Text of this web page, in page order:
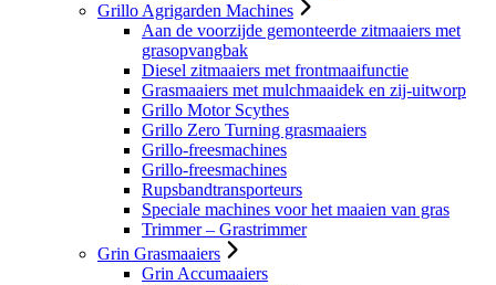
Grillo Agrigarden Machines
Aan de voorzijde gemonteerde zitmaaiers met
grasopvangbak
Diesel zitmaaiers met frontmaaifunctie
Grasmaaiers met mulchmaaidek en zij-uitworp
Grillo Motor Scythes
Grillo Zero Turning grasmaaiers
Grillo-freesmachines
Grillo-freesmachines
Rupsbandtransporteurs
Speciale machines voor het maaien van gras
Trimmer – Grastrimmer
Grin Grasmaaiers
Grin Accumaaiers